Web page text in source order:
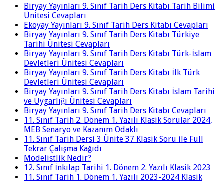
Biryay Yayınları 9. Sınıf Tarih Ders Kitabı Tarih Bilimi
Ünitesi Cevapları
Ekoyay Yayınları 9. Sınıf Tarih Ders Kitabı Cevapları
Biryay Yayınları 9. Sınıf Tarih Ders Kitabı Türkiye
Tarihi Ünitesi Cevapları
Biryay Yayınları 9. Sınıf Tarih Ders Kitabı Türk-İslam
Devletleri Ünitesi Cevapları
Biryay Yayınları 9. Sınıf Tarih Ders Kitabı İlk Türk
Devletleri Ünitesi Cevapları
Biryay Yayınları 9. Sınıf Tarih Ders Kitabı İslam Tarihi
ve Uygarlığı Ünitesi Cevapları
Biryay Yayınları 9. Sınıf Tarih Ders Kitabı Cevapları
11. Sınıf Tarih 2. Dönem 1. Yazılı Klasik Sorular 2024,
MEB Senaryo ve Kazanım Odaklı
11. Sınıf Tarih Dersi 3 Ünite 37 Klasik Soru ile Full
Tekrar Çalışma Kağıdı
Modelistlik Nedir?
12. Sınıf İnkılap Tarihi 1. Dönem 2. Yazılı Klasik 2023
11. Sınıf Tarih 1. Dönem 1. Yazılı 2023-2024 Klasik